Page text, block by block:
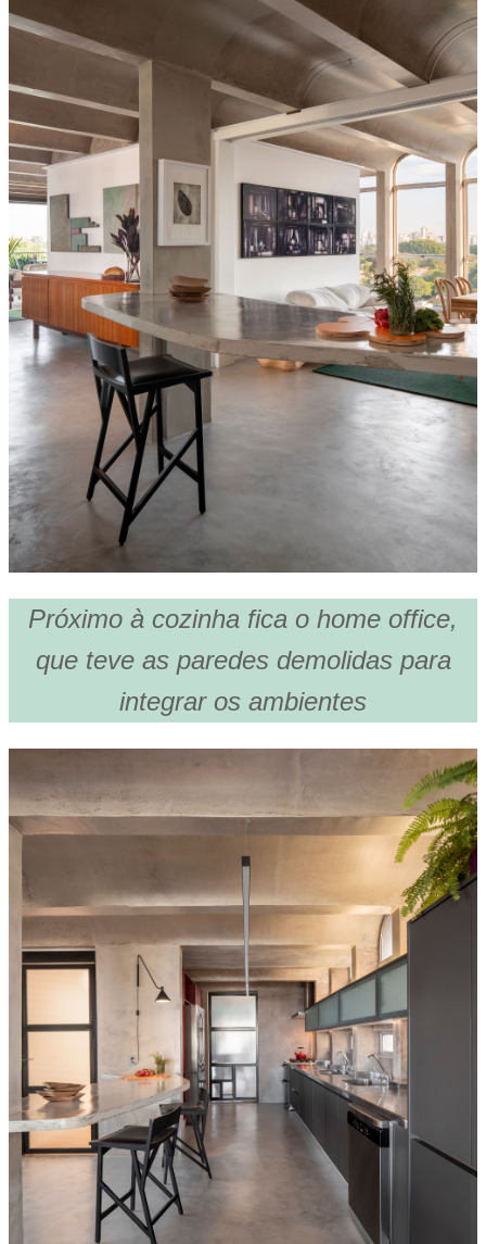
Próximo à cozinha fica o home office,
que teve as paredes demolidas para
integrar os ambientes